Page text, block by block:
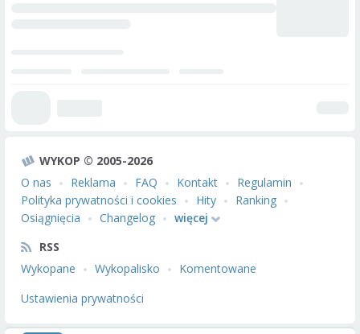
WYKOP © 2005-2026
O nas
Reklama FAQ Kontakt
Regulamin
Polityka prywatności i cookies
Hity
Ranking
Osiągnięcia
Changelog
więcej
RSS
Wykopane
Wykopalisko
Komentowane
Ustawienia prywatności